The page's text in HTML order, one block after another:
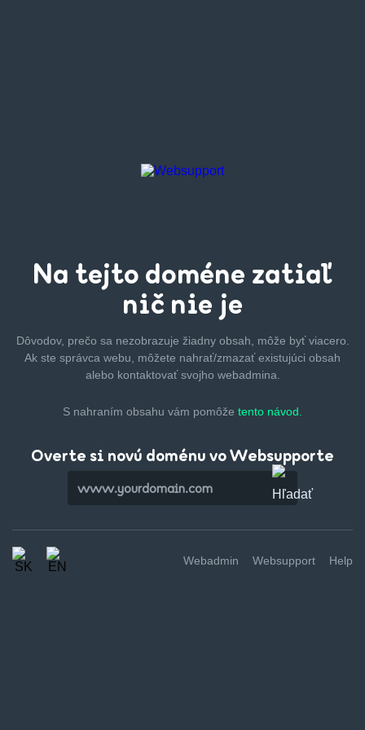
Na tejto doméne zatiaľ
nič nie je
Dôvodov, prečo sa nezobrazuje žiadny obsah, môže byťviacero.
Ak ste správca webu, môžete nahrať/zmazaťexistujúci obsah
alebo kontaktovať svojho webadmina.
S nahraním obsahu vám pomôže tento návod.
Overte si novú doménu vo Websupporte
Webadmin Websupport Help